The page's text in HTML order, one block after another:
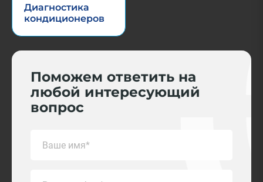
Диагностика
кондиционеров
Поможем ответить на
любой интересующий
вопрос